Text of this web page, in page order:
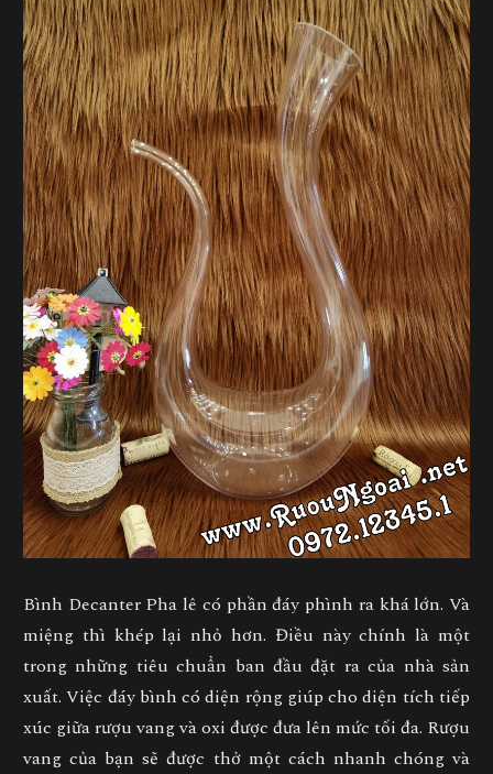
Bình Decanter Pha lê có phần đáy phình ra khá lớn. Và
miệng thì khép lại nhỏ hơn. Điều này chính là một
trong những tiêu chuẩn ban đầu đặt ra của nhà sản
xuất. Việc đáy bình có diện rộng giúp cho diện tích tiếp
xúc giữa rượu vang và oxi được đưa lên mức tối đa. Rượu
vang của bạn sẽ được thở một cách nhanh chóng và